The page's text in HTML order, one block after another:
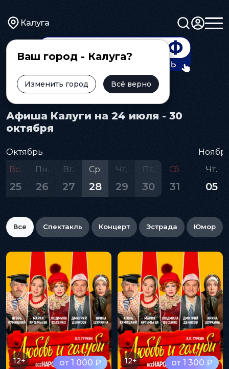
Калуга
Ваш город - Калуга?
Изменить город Всё верно
Главная Афиша
Афиша Калуги на 24 июля - 30
октября
Октябрь
Вс.
25
Пн.
26
Вт.
27
Ср.
28
Чт.
29
Пт.
30
Сб.
31
Чт.
05
Все Спектакль Концерт Эстрада Юмор
от 1 000 ₽
12+ от 1 300 ₽
12+